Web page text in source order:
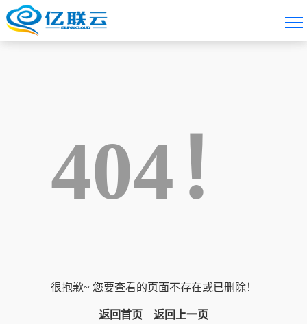
404！
很抱歉~ 您要查看的页面不存在或已删除！
返回首页 返回上一页